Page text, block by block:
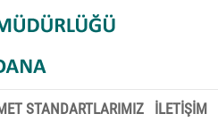
STANDARTLARIMIZ İLETİŞİM